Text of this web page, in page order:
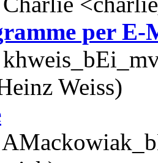
per E-
Weiss)